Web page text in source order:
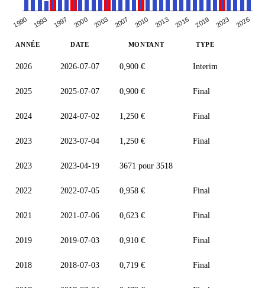
1990 1993 1997 2000 2003 2007 2010 2013 2016 2019 2023 2026
ANNÉE DATE MONTANT TYPE
2026 2026-07-07 0,900 € Interim
2025 2025-07-07 0,900 € Final
2024 2024-07-02 1,250 € Final
2023 2023-07-04 1,250 € Final
2023 2023-04-19 3671 pour 3518
2022 2022-07-05 0,958 € Final
2021 2021-07-06 0,623 € Final
2019 2019-07-03 0,910 € Final
2018 2018-07-03 0,719 € Final